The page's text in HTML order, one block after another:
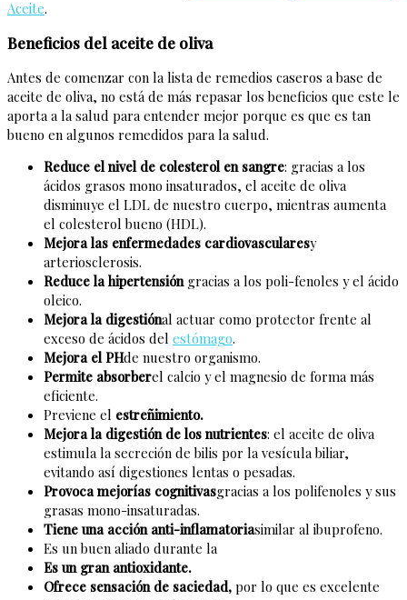
Aceite.
Beneficios del aceite de oliva
Antes de comenzar con la lista de remedios caseros a base de
aceite de oliva, no está de más repasar los beneficios que este le
aporta a la salud para entender mejor porque es que es tan
bueno en algunos remedidos para la salud.
Reduce el nivel de colesterol en sangre: gracias a los
ácidos grasos mono insaturados, el aceite de oliva
disminuye el LDL de nuestro cuerpo, mientras aumenta
el colesterol bueno (HDL).
Mejora las enfermedades cardiovascularesy
arteriosclerosis.
Reduce la hipertensión gracias a los poli-fenoles y el ácido
oleico.
Mejora la digestiónal actuar como protector frente al
exceso de ácidos del estómago.
Mejora el PHde nuestro organismo.
Permite absorberel calcio y el magnesio de forma más
eficiente.
Previene el estreñimiento.
Mejora la digestión de los nutrientes: el aceite de oliva
estimula la secreción de bilis por la vesícula biliar,
evitando así digestiones lentas o pesadas.
Provoca mejorías cognitivasgracias a los polifenoles y sus
grasas mono-insaturadas.
Tiene una acción anti-inflamatoriasimilar al ibuprofeno.
Es un buen aliado durante la
Es un gran antioxidante.
Ofrece sensación de saciedad, por lo que es excelente